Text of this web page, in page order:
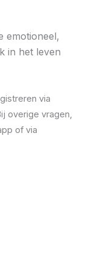
emotioneel,
in het leven
via
overige vragen,
of via